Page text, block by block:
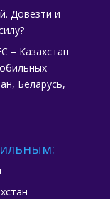
Довезти и
– Казахстан
Беларусь,